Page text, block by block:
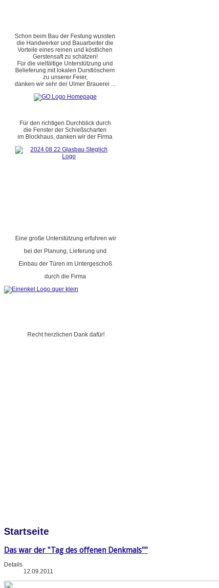
Schon beim Bau der Festung wussten
die Handwerker und Bauarbeiter die
Vorteile eines reinen und köstlichen
Gerstensaft zu schätzen!
Für die vielfältige Unterstützung und
Belieferung mit lokalen Durstlöschern
zu unserer Feier,
danken wir sehr der Ulmer Brauerei ...
Für den richtigen Durchblick durch
die Fenster der Schießscharten
im Blockhaus, danken wir der Firma
Eine große Unterstützung erfuhren wir
bei der Planung, Lieferung und
Einbau der Türen im Untergeschoß
durch die Firma
Recht herzlichen Dank dafür!
Startseite
Das war der "Tag des offenen Denkmals""
Details
12.09.2011